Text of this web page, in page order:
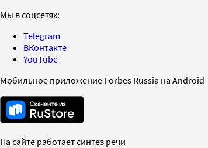
Мы в соцсетях:
Telegram
ВКонтакте
YouTube
Мобильное приложение Forbes Russia на Android
На сайте работает синтез речи